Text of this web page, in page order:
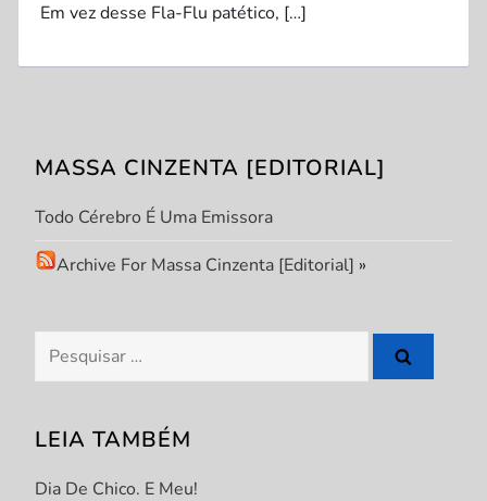
Em vez desse Fla-Flu patético, […]
MASSA CINZENTA [EDITORIAL]
Todo Cérebro É Uma Emissora
Archive For Massa Cinzenta [Editorial] »
Pesquisar
por:
LEIA TAMBÉM
Dia De Chico. E Meu!